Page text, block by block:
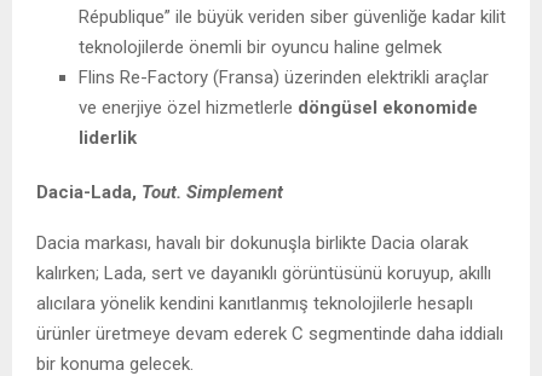
République” ile büyük veriden siber güvenliğe kadar kilit
teknolojilerde önemli bir oyuncu haline gelmek
Flins Re-Factory (Fransa) üzerinden elektrikli araçlar
ve enerjiye özel hizmetlerle döngüsel ekonomide
liderlik
Dacia-Lada, Tout. Simplement
Dacia markası, havalı bir dokunuşla birlikte Dacia olarak
kalırken; Lada, sert ve dayanıklı görüntüsünü koruyup, akıllı
alıcılara yönelik kendini kanıtlanmış teknolojilerle hesaplı
ürünler üretmeye devam ederek C segmentinde daha iddialı
bir konuma gelecek.